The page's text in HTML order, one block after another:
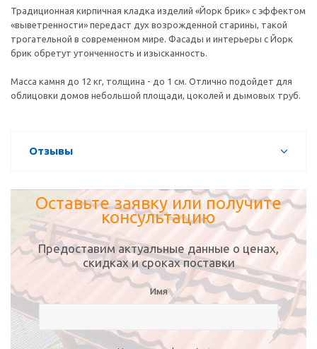
Традиционная кирпичная кладка изделий «Йорк брик» с эффектом
«выветренности» передаст дух возрожденной старины, такой
трогательной в современном мире. Фасады и интерьеры с Йорк
брик обретут утонченность и изысканность.
Масса камня до 12 кг, толщина - до 1 см. Отлично подойдет для
облицовки домов небольшой площади, цоколей и дымовых труб.
Отзывы
Оставьте заявку или получите
консультацию
Предоставим актуальные данные о ценах,
скидках и сроках поставки
Имя